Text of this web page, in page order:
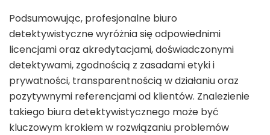
Podsumowując, profesjonalne biuro
detektywistyczne wyróżnia się odpowiednimi
licencjami oraz akredytacjami, doświadczonymi
detektywami, zgodnością z zasadami etyki i
prywatności, transparentnością w działaniu oraz
pozytywnymi referencjami od klientów. Znalezienie
takiego biura detektywistycznego może być
kluczowym krokiem w rozwiązaniu problemów